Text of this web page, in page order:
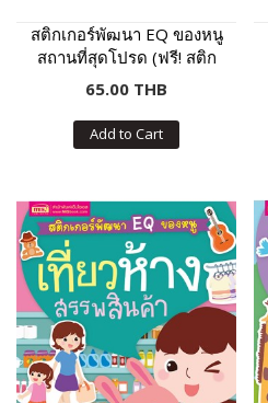
สติกเกอร์พัฒนา EQ ของหนู
สถานที่สุดโปรด (ฟรี! สติก
เกอร์กว่า 100 ชิ้น ในเล่ม)
65.00 THB
Add to Cart